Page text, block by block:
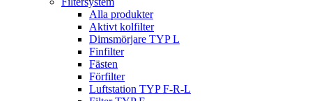
Alla produkter
Aktivt kolfilter
Dimsmörjare TYP L
Finfilter
Fästen
Förfilter
Luftstation TYP F-R-L